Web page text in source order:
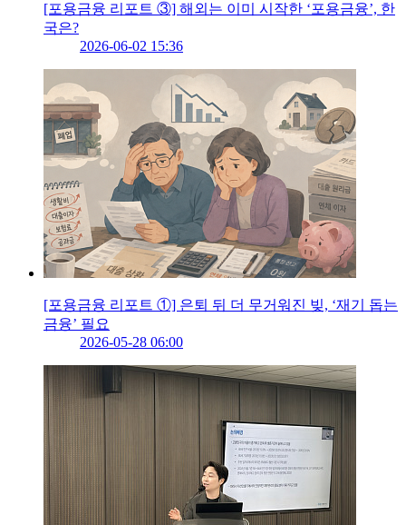
[포용금융 리포트 ③] 해외는 이미 시작한 ‘포용금융’, 한
국은?
2026-06-02 15:36
[포용금융 리포트 ①] 은퇴 뒤 더 무거워진 빚, ‘재기 돕는
금융’ 필요
2026-05-28 06:00